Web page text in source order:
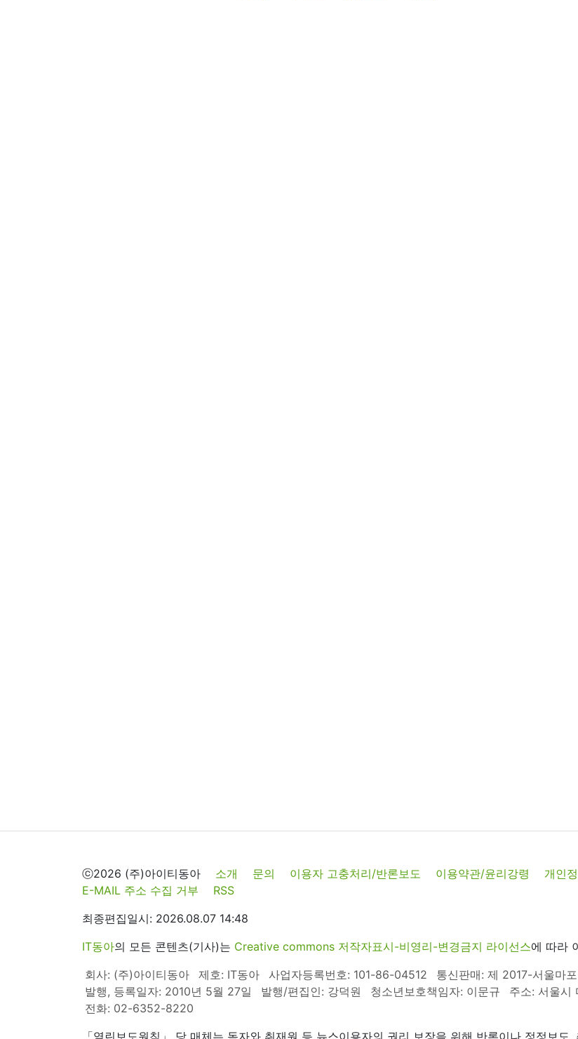
ⓒ2026 (주)아이티동아 소개 문의 이용자 고충처리/반론보도 이용약관/윤리강령 개인
E-MAIL 주소 수집 거부
RSS
최종편집일시: 2026.08.07 14:48
IT동아의 모든 콘텐츠(기사)는 Creative commons 저작자표시-비영리-변경금지 라이선스에 따라
회사: (주)아이티동아
제호: IT동아 사업자등록번호: 101-86-04512 통신판매: 제 2017-서울마
발행, 등록일자: 2010년 5월 27일
발행/편집인: 강덕원 청소년보호책임자: 이문규
주소: 서울
전화: 02-6352-8220
「열린보도원칙」 당 매체는 독자와 취재원 등 뉴스이용자의 권리 보장을 위해 반론이나 정정보